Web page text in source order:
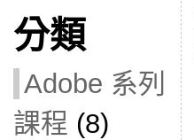
分類
Adobe 系列
課程 (8)